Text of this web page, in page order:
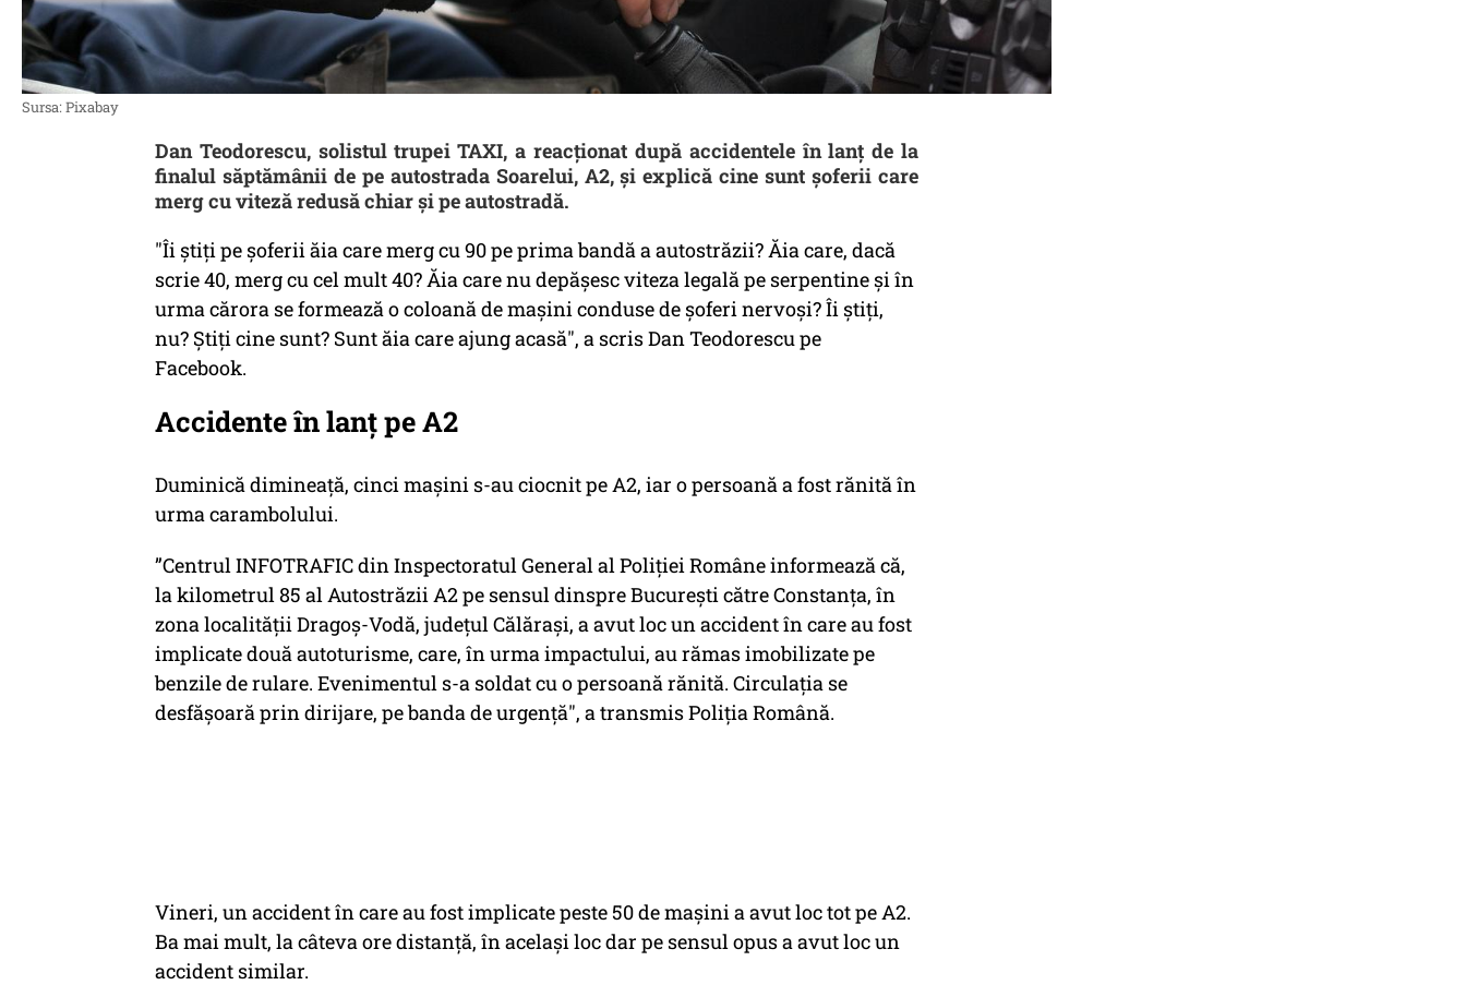
Sursa: Pixabay
Dan Teodorescu, solistul trupei TAXI, a reacţionat după accidentele în lanţ de la
finalul săptămânii de pe autostrada Soarelui, A2, şi explică cine sunt şoferii care
merg cu viteză redusă chiar şi pe autostradă.
"Îi ştiți pe şoferii ăia care merg cu 90 pe prima bandă a autostrăzii? Ăia care, dacă
scrie 40, merg cu cel mult 40? Ăia care nu depăşesc viteza legală pe serpentine şi în
urma cărora se formează o coloană de maşini conduse de şoferi nervoşi? Îi ştiți,
nu? Ştiți cine sunt? Sunt ăia care ajung acasă", a scris Dan Teodorescu pe
Facebook.
Accidente în lanţ pe A2
Duminică dimineaţă, cinci maşini s-au ciocnit pe A2, iar o persoană a fost rănită în
urma carambolului.
”Centrul INFOTRAFIC din Inspectoratul General al Poliției Române informează că,
la kilometrul 85 al Autostrăzii A2 pe sensul dinspre București către Constanța, în
zona localității Dragoș-Vodă, județul Călărași, a avut loc un accident în care au fost
implicate două autoturisme, care, în urma impactului, au rămas imobilizate pe
benzile de rulare. Evenimentul s-a soldat cu o persoană rănită. Circulația se
desfășoară prin dirijare, pe banda de urgență", a transmis Poliţia Română.
Vineri, un accident în care au fost implicate peste 50 de maşini a avut loc tot pe A2.
Ba mai mult, la câteva ore distanţă, în acelaşi loc dar pe sensul opus a avut loc un
accident similar.